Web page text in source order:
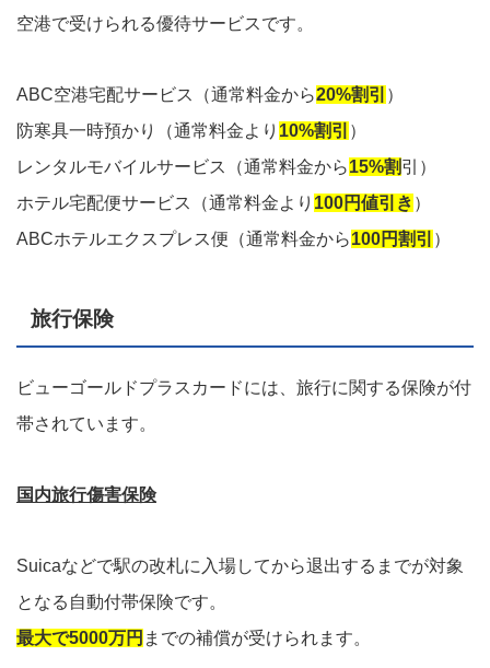
空港で受けられる優待サービスです。
ABC空港宅配サービス（通常料金から20%割引 ）
防寒具一時預かり（通常料金より 10%割引 ）
レンタルモバイルサービス（通常料金から15%割引）
ホテル宅配便サービス（通常料金より 100円値引き ）
ABCホテルエクスプレス便（通常料金から100円割引 ）
旅行保険
ビューゴールドプラスカードには、旅行に関する保険が付
帯されています。
国内旅行傷害保険
Suicaなどで駅の改札に入場してから退出するまでが対象
となる自動付帯保険です。
最大で5000万円 までの補償が受けられます。